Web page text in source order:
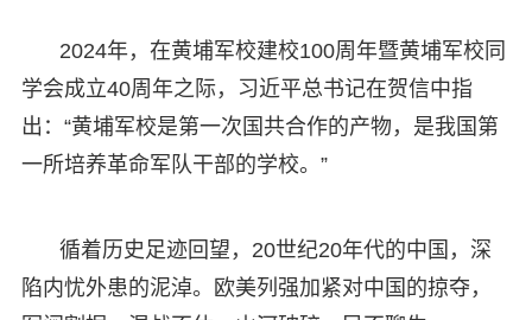
2024年，在黄埔军校建校100周年暨黄埔军校同
学会成立40周年之际，习近平总书记在贺信中指
出：“黄埔军校是第一次国共合作的产物，是我国第
一所培养革命军队干部的学校。”
循着历史足迹回望，20世纪20年代的中国，深
陷内忧外患的泥淖。欧美列强加紧对中国的掠夺，